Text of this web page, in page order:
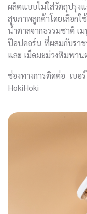
ผลิตแบบไม่ใส่วัตถุปรุง
สุขภาพลูกค้าโดยเลือกใ
น้ำตาลจากธรรมชาติ เ
ป๊อปคอร์น ที่ผสมกับราช
และ เม็ดมะม่วงหิมพาน
ช่องทางการติดต่อ เบอ
HokiHoki